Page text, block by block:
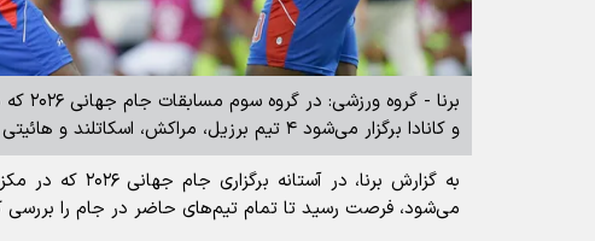
و کانادا برگزار می‌شود ۴ تیم برزیل، مراکش، اسکاتلند و هائیتی حضور دارند.
به گزارش برنا، در
می‌شود، فرصت رسید تا تمام تیم‌های حاضر در جام را بررسی